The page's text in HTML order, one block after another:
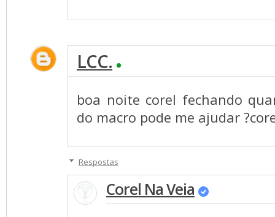
LCC.
boa noite corel fechando
do macro pode me ajudar
Respostas
Corel Na Veia